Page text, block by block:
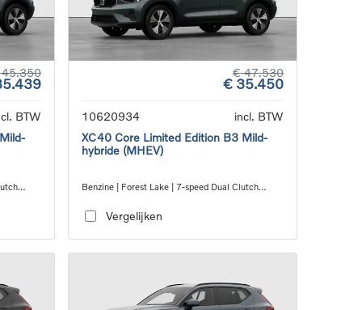
BTW
€ 47.530
€ 35.450
10620934
incl. BTW
XC40 Core Limited Edition B3 Mild-
hybride (MHEV)
Benzine | Forest Lake | 7-speed Dual Clutch
Vergelijken